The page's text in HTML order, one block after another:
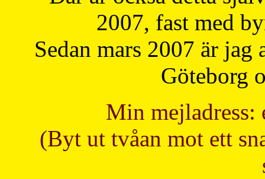
2007, fast med
Sedan mars 2007 är
Göteborg
Min mejladress:
(Byt ut tvåan mot ett